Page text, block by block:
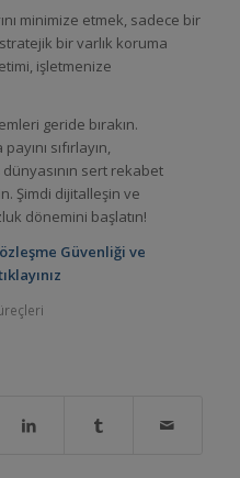
minimize etmek, sadece bir
bir varlık koruma
işletmenize
geride bırakın.
sıfırlayın,
dünyasının sert rekabet
Şimdi dijitalleşin ve
dönemini başlatın!
Güvenliği ve